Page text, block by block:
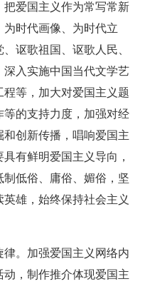
把爱国主义作为常写常新
时代画像、为时代立
讴歌祖国、讴歌人民、
入实施中国当代文学艺
等，加大对爱国主义题
的支持力度，加强对经
创新传播，唱响爱国主
有鲜明爱国主义导向，
低俗、庸俗、媚俗，坚
雄，始终保持社会主义
律。加强爱国主义网络内
，制作推介体现爱国主